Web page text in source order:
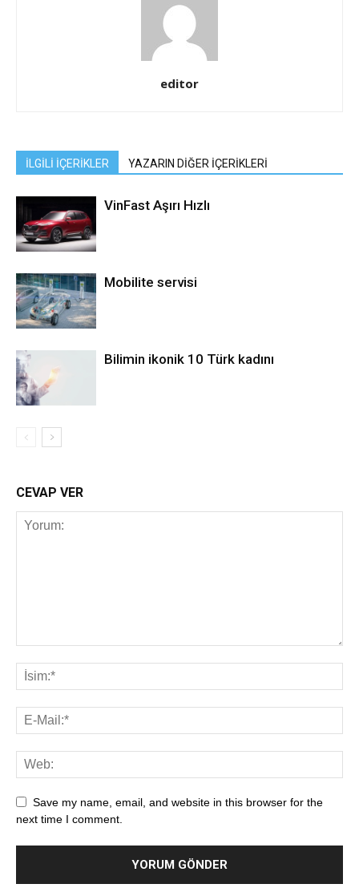
editor
İLGİLİ İÇERİKLER YAZARIN DİĞER İÇERİKLERİ
VinFast Aşırı Hızlı
Mobilite servisi
Bilimin ikonik 10 Türk kadını
CEVAP VER
Save my name, email, and website in this browser for the
next time I comment.